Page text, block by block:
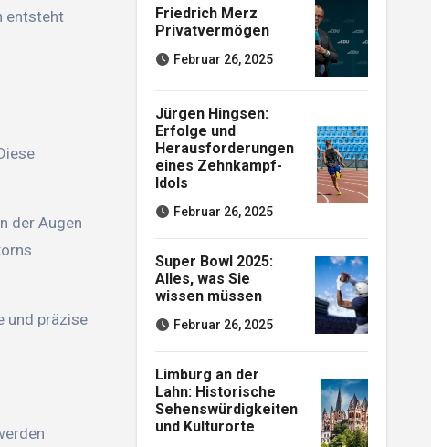
entsteht
der Augen
und präzise
Friedrich Merz
Privatvermögen
Februar 26, 2025
Jürgen Hingsen:
Erfolge und
Herausforderungen
eines Zehnkampf-
Idols
Februar 26, 2025
Super Bowl 2025:
Alles, was Sie
wissen müssen
Februar 26, 2025
Limburg an der
Lahn: Historische
Sehenswürdigkeiten
und Kulturorte